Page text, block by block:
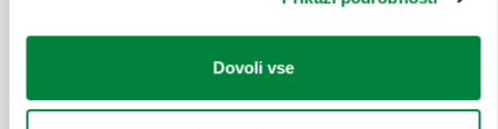
Dovoli vse
Ste našli informacije, ki ste jih iskali?